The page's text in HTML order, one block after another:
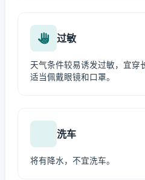
过敏
天气条件较易诱发过敏，宜穿
适当佩戴眼镜和口罩。
洗车
将有降水，不宜洗车。